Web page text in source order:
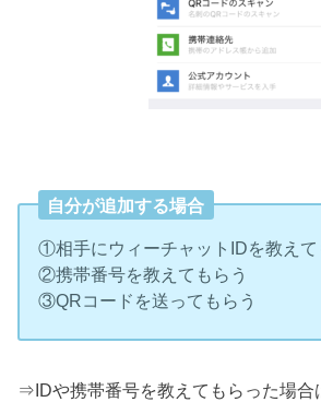
自分が追加する場合
①相手にウィーチャットIDを教えて
②携帯番号を教えてもらう
③QRコードを送ってもらう
⇒IDや携帯番号を教えてもらった場合